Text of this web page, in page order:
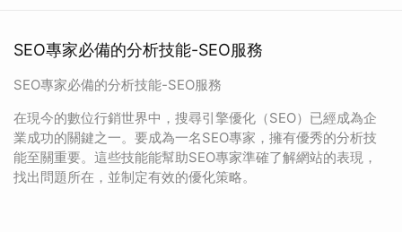
SEO專家必備的分析技能-SEO服務
SEO專家必備的分析技能-SEO服務
在現今的數位行銷世界中，搜尋引擎優化（SEO）已經成為企
業成功的關鍵之一。要成為一名SEO專家，擁有優秀的分析技
能至關重要。這些技能能幫助SEO專家準確了解網站的表現，
找出問題所在，並制定有效的優化策略。